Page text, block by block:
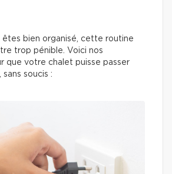
êtes bien organisé, cette routine
trop pénible. Voici nos
que votre chalet puisse passer
sans soucis :